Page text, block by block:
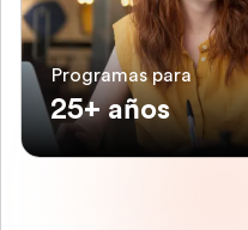
Programas para
25+ años